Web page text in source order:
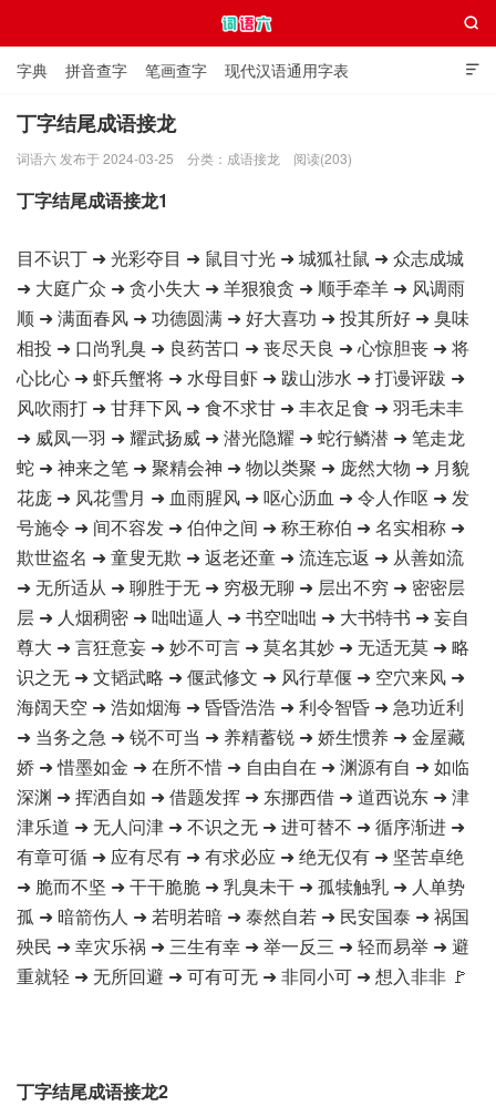

字典 拼音查字 笔画查字 现代汉语通用字表
通用规范汉字表 叠字大全

丁字结尾成语接龙
词语六 发布于 2024-03-25 分类： 成语接龙 阅读(203)
丁字结尾成语接龙1
目不识丁 ➜ 光彩夺目 ➜ 鼠目寸光 ➜ 城狐社鼠 ➜ 众志成城
➜ 大庭广众 ➜ 贪小失大 ➜ 羊狠狼贪 ➜ 顺手牵羊 ➜ 风调雨
顺 ➜ 满面春风 ➜ 功德圆满 ➜ 好大喜功 ➜ 投其所好 ➜ 臭味
相投 ➜ 口尚乳臭 ➜ 良药苦口 ➜ 丧尽天良 ➜ 心惊胆丧 ➜ 将
心比心 ➜ 虾兵蟹将 ➜ 水母目虾 ➜ 跋山涉水 ➜ 打谩评跋 ➜
风吹雨打 ➜ 甘拜下风 ➜ 食不求甘 ➜ 丰衣足食 ➜ 羽毛未丰
➜ 威凤一羽 ➜ 耀武扬威 ➜ 潜光隐耀 ➜ 蛇行鳞潜 ➜ 笔走龙
蛇 ➜ 神来之笔 ➜ 聚精会神 ➜ 物以类聚 ➜ 庞然大物 ➜ 月貌
花庞 ➜ 风花雪月 ➜ 血雨腥风 ➜ 呕心沥血 ➜ 令人作呕 ➜ 发
号施令 ➜ 间不容发 ➜ 伯仲之间 ➜ 称王称伯 ➜ 名实相称 ➜
欺世盗名 ➜ 童叟无欺 ➜ 返老还童 ➜ 流连忘返 ➜ 从善如流
➜ 无所适从 ➜ 聊胜于无 ➜ 穷极无聊 ➜ 层出不穷 ➜ 密密层
层 ➜ 人烟稠密 ➜ 咄咄逼人 ➜ 书空咄咄 ➜ 大书特书 ➜ 妄自
尊大 ➜ 言狂意妄 ➜ 妙不可言 ➜ 莫名其妙 ➜ 无适无莫 ➜ 略
识之无 ➜ 文韬武略 ➜ 偃武修文 ➜ 风行草偃 ➜ 空穴来风 ➜
海阔天空 ➜ 浩如烟海 ➜ 昏昏浩浩 ➜ 利令智昏 ➜ 急功近利
➜ 当务之急 ➜ 锐不可当 ➜ 养精蓄锐 ➜ 娇生惯养 ➜ 金屋藏
娇 ➜ 惜墨如金 ➜ 在所不惜 ➜ 自由自在 ➜ 渊源有自 ➜ 如临
深渊 ➜ 挥洒自如 ➜ 借题发挥 ➜ 东挪西借 ➜ 道西说东 ➜ 津
津乐道 ➜ 无人问津 ➜ 不识之无 ➜ 进可替不 ➜ 循序渐进 ➜
有章可循 ➜ 应有尽有 ➜ 有求必应 ➜ 绝无仅有 ➜ 坚苦卓绝
➜ 脆而不坚 ➜ 干干脆脆 ➜ 乳臭未干 ➜ 孤犊触乳 ➜ 人单势
孤 ➜ 暗箭伤人 ➜ 若明若暗 ➜ 泰然自若 ➜ 民安国泰 ➜ 祸国
殃民 ➜ 幸灾乐祸 ➜ 三生有幸 ➜ 举一反三 ➜ 轻而易举 ➜ 避
重就轻 ➜ 无所回避 ➜ 可有可无 ➜ 非同小可 ➜ 想入非非 🚩
丁字结尾成语接龙2